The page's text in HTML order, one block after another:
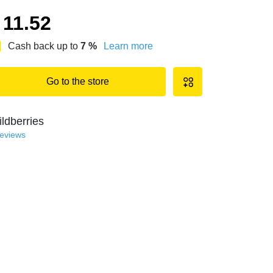
11.52
Cash back up to 7 % Learn more
Go to the store